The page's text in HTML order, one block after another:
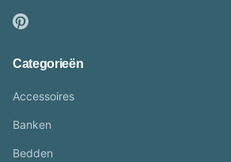
Categorieën
Accessoires
Banken
Bedden